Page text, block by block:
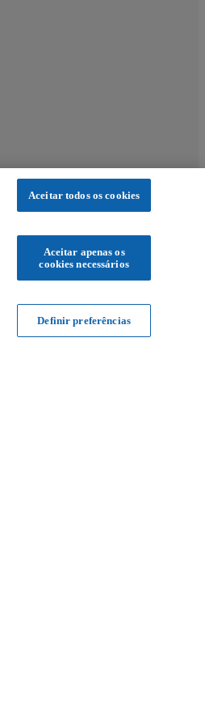
Aceitar todos os cookies
Aceitar apenas os
cookies necessários
Definir preferências